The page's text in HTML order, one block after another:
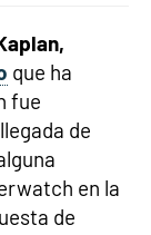
que ha
fue
de
en la
de